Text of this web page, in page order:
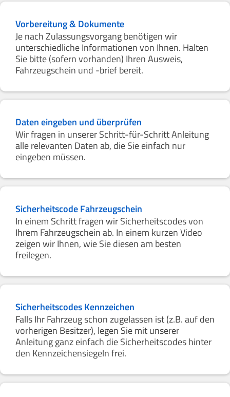
Vorbereitung & Dokumente
Je nach Zulassungsvorgang benötigen wir
unterschiedliche Informationen von Ihnen. Halten
Sie bitte (sofern vorhanden) Ihren Ausweis,
Fahrzeugschein und -brief bereit.
Daten eingeben und überprüfen
Wir fragen in unserer Schritt-für-Schritt Anleitung
alle relevanten Daten ab, die Sie einfach nur
eingeben müssen.
Sicherheitscode Fahrzeugschein
In einem Schritt fragen wir Sicherheitscodes von
Ihrem Fahrzeugschein ab. In einem kurzen Video
zeigen wir Ihnen, wie Sie diesen am besten
freilegen.
Sicherheitscodes Kennzeichen
Falls Ihr Fahrzeug schon zugelassen ist (z.B. auf den
vorherigen Besitzer), legen Sie mit unserer
Anleitung ganz einfach die Sicherheitscodes hinter
den Kennzeichensiegeln frei.